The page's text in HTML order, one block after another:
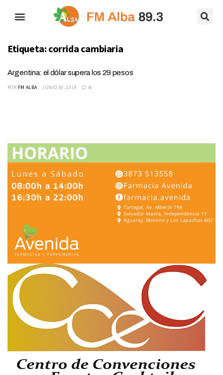
Etiqueta: corrida cambiaria
Argentina: el dólar supera los 29 pesos
POR FM ALBA JUNIO 30, 2018 0